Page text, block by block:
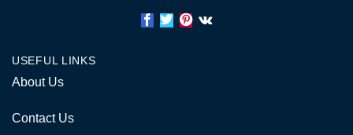
USEFUL LINKS
About Us
Contact Us